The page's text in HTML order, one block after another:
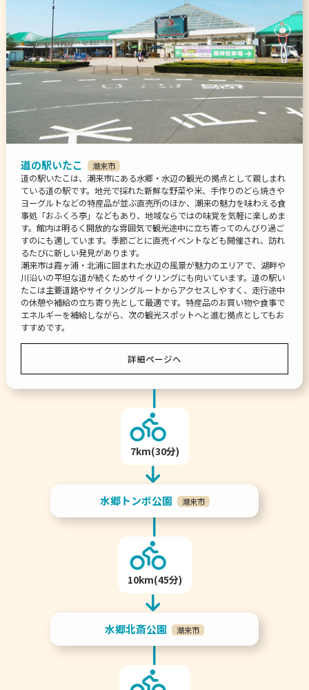
道の駅いたこ 潮来市
道の駅いたこは、潮来市にある水郷・水辺の観光の拠点として親しまれ
ている道の駅です。地元で採れた新鮮な野菜や米、手作りのどら焼きや
ヨーグルトなどの特産品が並ぶ直売所のほか、潮来の魅力を味わえる食
事処「おふくろ亭」などもあり、地域ならではの味覚を気軽に楽しめま
す。館内は明るく開放的な雰囲気で観光途中に立ち寄ってのんびり過ご
すのにも適しています。季節ごとに直売イベントなども開催され、訪れ
るたびに新しい発見があります。
潮来市は霞ヶ浦・北浦に囲まれた水辺の風景が魅力のエリアで、湖畔や
川沿いの平坦な道が続くためサイクリングにも向いています。道の駅い
たこは主要道路やサイクリングルートからアクセスしやすく、走行途中
の休憩や補給の立ち寄り先として最適です。特産品のお買い物や食事で
エネルギーを補給しながら、次の観光スポットへと進む拠点としてもお
すすめです。
詳細ページへ
7km(30分)
水郷トンボ公園 潮来市
10km(45分)
水郷北斎公園 潮来市